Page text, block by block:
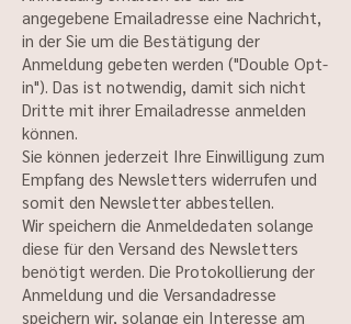
angegebene Emailadresse eine Nachricht,
in der Sie um die Bestätigung der
Anmeldung gebeten werden ("Double Opt-
in"). Das ist notwendig, damit sich nicht
Dritte mit ihrer Emailadresse anmelden
können.
Sie können jederzeit Ihre Einwilligung zum
Empfang des Newsletters widerrufen und
somit den Newsletter abbestellen.
Wir speichern die Anmeldedaten solange
diese für den Versand des Newsletters
benötigt werden. Die Protokollierung der
Anmeldung und die Versandadresse
speichern wir, solange ein Interesse am